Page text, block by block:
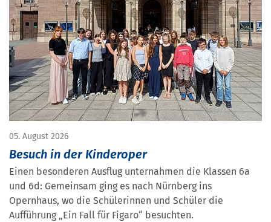
05. August 2026
Besuch in der Kinderoper
Einen besonderen Ausflug unternahmen die Klassen 6a
und 6d: Gemeinsam ging es nach Nürnberg ins
Opernhaus, wo die Schülerinnen und Schüler die
Aufführung „Ein Fall für Figaro“ besuchten.